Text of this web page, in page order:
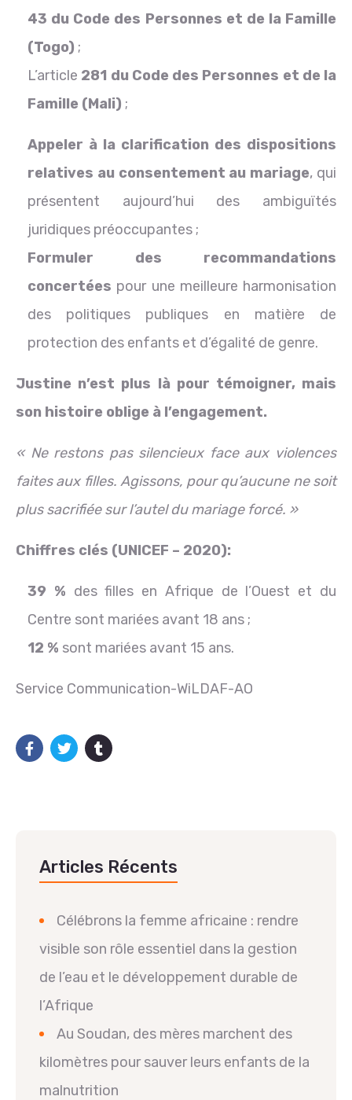
43 du Code des Personnes et de la Famille
(Togo) ;
L’article 281 du Code des Personnes et de la
Famille (Mali) ;
Appeler à la clarification des dispositions
relatives au consentement au mariage, qui
présentent aujourd’hui des ambiguïtés
juridiques préoccupantes ;
Formuler des recommandations
concertées pour une meilleure harmonisation
des politiques publiques en matière de
protection des enfants et d’égalité de genre.
Justine n’est plus là pour témoigner, mais
son histoire oblige à l’engagement.
« Ne restons pas silencieux face aux violences
faites aux filles. Agissons, pour qu’aucune ne soit
plus sacrifiée sur l’autel du mariage forcé. »
Chiffres clés (UNICEF – 2020):
39 % des filles en Afrique de l’Ouest et du
Centre sont mariées avant 18 ans ;
12 % sont mariées avant 15 ans.
Service Communication-WiLDAF-AO
Articles Récents
Célébrons la femme africaine : rendre
visible son rôle essentiel dans la gestion
de l’eau et le développement durable de
l’Afrique
Au Soudan, des mères marchent des
kilomètres pour sauver leurs enfants de la
malnutrition